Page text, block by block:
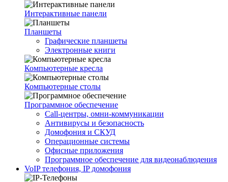
Интерактивные панели
Планшеты
Графические планшеты
Электронные книги
Компьютерные кресла
Компьютерные столы
Программное обеспечение
Call-центры, омни-коммуникации
Антивирусы и безопасность
Домофония и СКУД
Операционные системы
Офисные приложения
Программное обеспечение для видеонаблюдения
VoIP телефония, IP домофония